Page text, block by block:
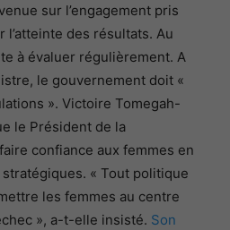
sur l’engagement pris
des résultats. Au
à évaluer régulièrement. A
le gouvernement doit «
». Victoire Tomegah-
le Président de la
confiance aux femmes en
« Tout politique
les femmes au centre
», a-t-elle insisté. Son